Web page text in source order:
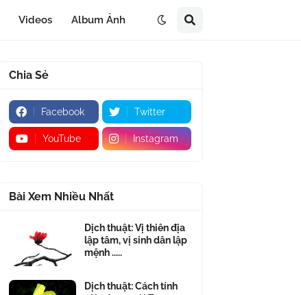
Videos Album Ảnh
Chia Sẻ
Facebook Twitter
YouTube Instagram
Bài Xem Nhiều Nhất
Dịch thuật: Vị thiên địa
lập tâm, vị sinh dân lập
mệnh .....
Dịch thuật: Cách tính